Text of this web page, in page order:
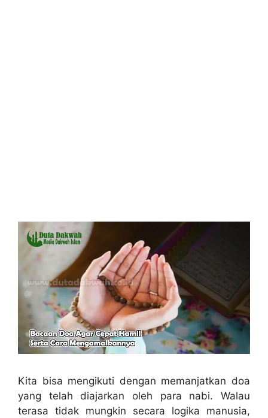
Kita bisa mengikuti dengan memanjatkan doa
yang telah diajarkan oleh para nabi. Walau
terasa tidak mungkin secara logika manusia,